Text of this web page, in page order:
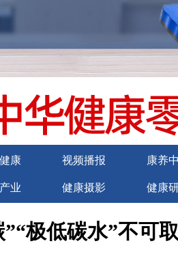
康 视频播报 康养
业 健康摄影 健康
极低碳水”不可